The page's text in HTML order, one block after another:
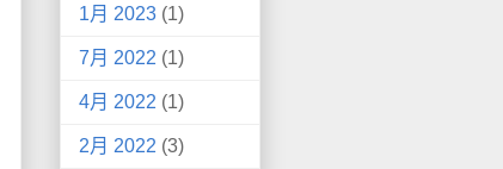
1月 2023 (1)
7月 2022 (1)
4月 2022 (1)
2月 2022 (3)